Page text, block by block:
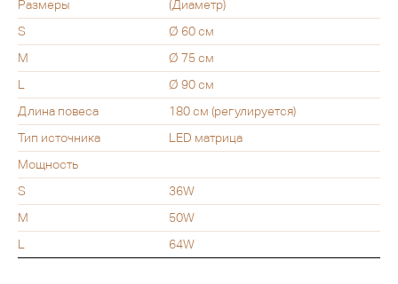
Размеры
(Диаметр)
S
Ø 60 см
M
Ø 75 см
L
Ø 90 см
Длина повеса
180 см (регулируется)
Тип источника
LED матрица
Мощность
S
36W
M
50W
L
64W